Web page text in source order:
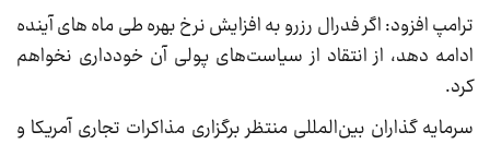
ترامپ افزود: اگر فدرال رزرو به افزایش نرخ بهره طی ماه های آینده
ادامه دهد، از انتقاد از سیاست‌های پولی آن خودداری نخواهم
کرد.
سرمایه گذاران بین‌المللی منتظر برگزاری مذاکرات تجاری آمریکا و